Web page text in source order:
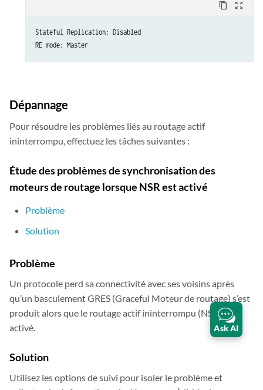
content_copy zoom_out_map
Stateful Replication: Disabled
RE mode: Master
Dépannage
Pour résoudre les problèmes liés au routage actif
ininterrompu, effectuez les tâches suivantes :
Étude des problèmes de synchronisation des
moteurs de routage lorsque NSR est activé
Problème
Solution
Problème
Un protocole perd sa connectivité avec ses voisins après
qu’un basculement GRES (Graceful Moteur de routage) s’est
produit alors que le routage actif ininterrompu (NSR) est
activé.
Solution
Utilisez les options de suivi pour isoler le problème et
Ask AI